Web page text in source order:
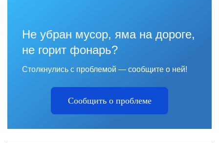
Не убран мусор, яма на дороге,
не горит фонарь?
Столкнулись с проблемой — сообщите о ней!
Сообщить о проблеме